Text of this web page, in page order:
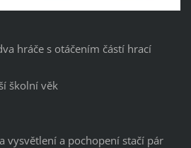
hráče s otáčením částí hrací
školní věk
vysvětlení a pochopení stačí pár